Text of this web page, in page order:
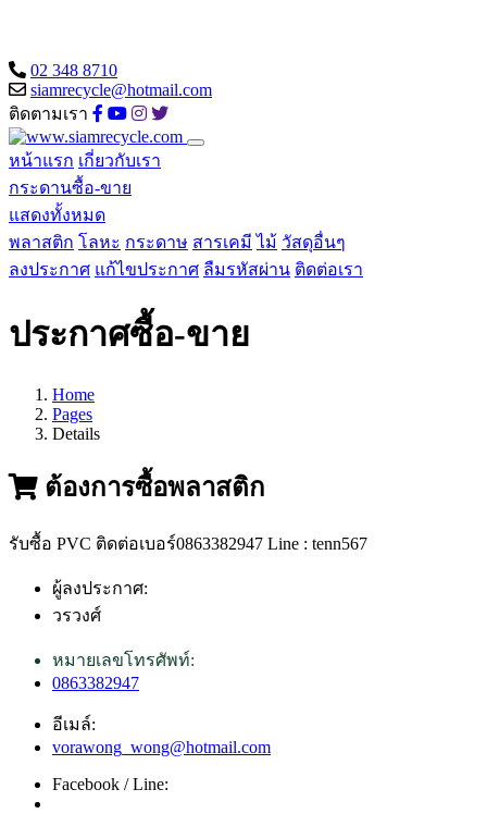
02 348 8710
siamrecycle@hotmail.com
ติดตามเรา
หน้าแรก เกี่ยวกับเรา
กระดานซื้อ-ขาย
แสดงทั้งหมด
พลาสติก โลหะ กระดาษ สารเคมี ไม้ วัสดุอื่นๆ
ลงประกาศ แก้ไขประกาศ ลืมรหัสผ่าน ติดต่อเรา
ประกาศซื้อ-ขาย
Home
Pages
Details
ต้องการซื้อพลาสติก
รับซื้อ PVC ติดต่อเบอร์0863382947 Line : tenn567
ผู้ลงประกาศ:
วรวงศ์
หมายเลขโทรศัพท์:
0863382947
อีเมล์:
vorawong_wong@hotmail.com
Facebook / Line: